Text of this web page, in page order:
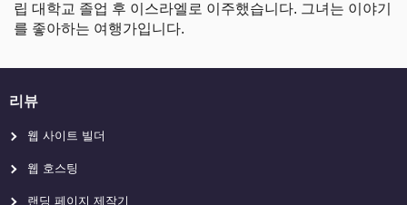
립 대학교 졸업 후 이스라엘로 이주했습니다. 그녀는 이야기
를 좋아하는 여행가입니다.
리뷰
웹 사이트 빌더
웹 호스팅
랜딩 페이지 제작기